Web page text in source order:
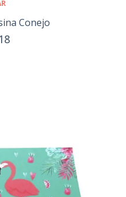
Conejo